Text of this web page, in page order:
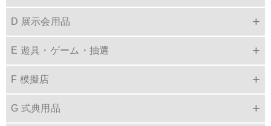
D 展示会用品
E 遊具・ゲーム・抽選
F 模擬店
G 式典用品